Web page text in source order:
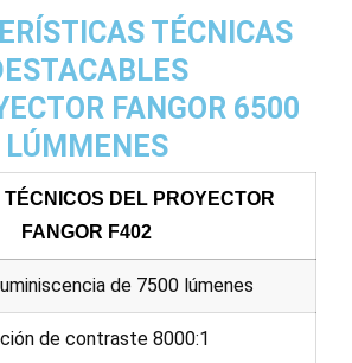
TÉCNICAS
FANGOR 6500
LÚMMENES
DEL PROYECTOR
FANGOR F402
de 7500 lúmenes
de contraste 8000:1